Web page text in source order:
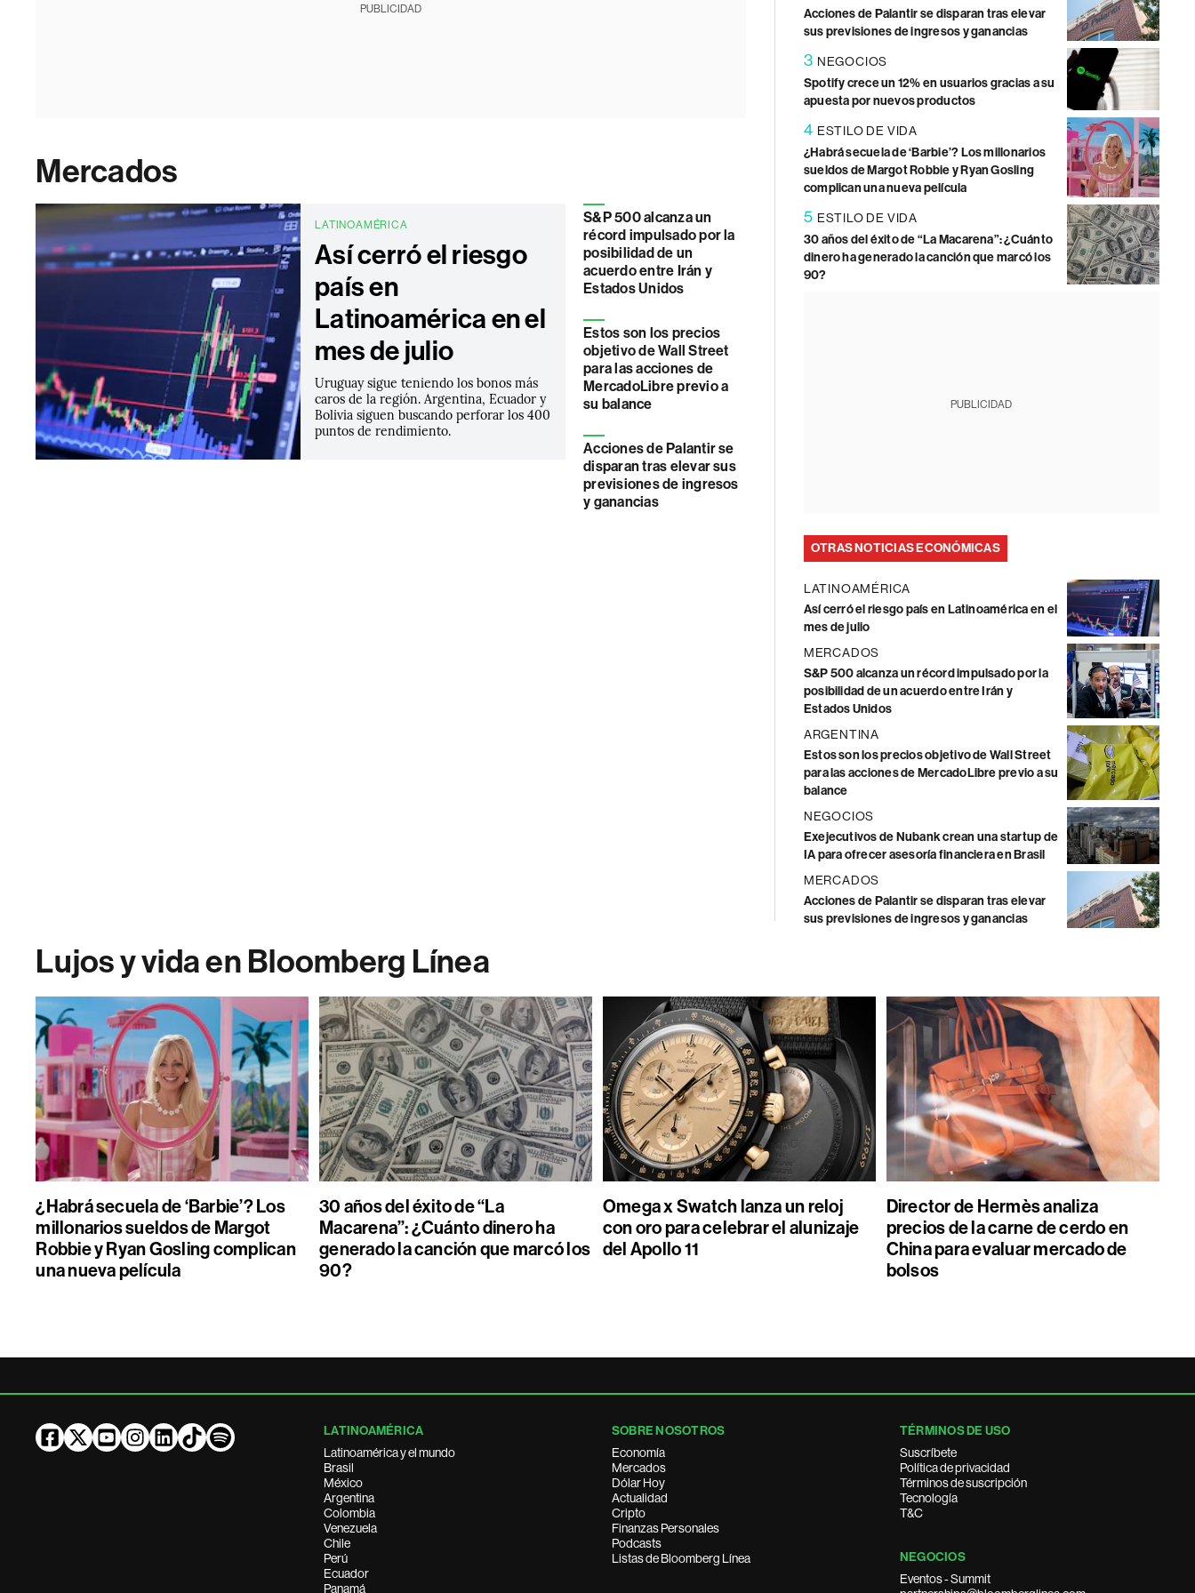
PUBLICIDAD
Mercados
LATINOAMÉRICA
Así cerró el riesgo
país en
Latinoamérica en el
mes de julio
Uruguay sigue teniendo los bonos más
caros de la región. Argentina, Ecuador y
Bolivia siguen buscando perforar los 400
puntos de rendimiento.
S&P 500 alcanza un
récord impulsado por la
posibilidad de un
acuerdo entre Irán y
Estados Unidos
Estos son los precios
objetivo de Wall Street
para las acciones de
MercadoLibre previo a
su balance
Acciones de Palantir se
disparan tras elevar sus
previsiones de ingresos
y ganancias
Acciones de Palantir se disparan tras elevar
sus previsiones de ingresos y ganancias
3 NEGOCIOS
Spotify crece un 12% en usuarios gracias a su
apuesta por nuevos productos
4 ESTILO DE VIDA
¿Habrá secuela de ‘Barbie’? Los millonarios
sueldos de Margot Robbie y Ryan Gosling
complican una nueva película
5 ESTILO DE VIDA
30 años del éxito de “La Macarena”: ¿Cuánto
dinero ha generado la canción que marcó los
90?
PUBLICIDAD
OTRAS NOTICIAS ECONÓMICAS
LATINOAMÉRICA
Así cerró el riesgo país en Latinoamérica en el
mes de julio
MERCADOS
S&P 500 alcanza un récord impulsado por la
posibilidad de un acuerdo entre Irán y
Estados Unidos
ARGENTINA
Estos son los precios objetivo de Wall Street
para las acciones de MercadoLibre previo a su
balance
NEGOCIOS
Exejecutivos de Nubank crean una startup de
IA para ofrecer asesoría financiera en Brasil
MERCADOS
Acciones de Palantir se disparan tras elevar
sus previsiones de ingresos y ganancias
Lujos y vida en Bloomberg Línea
¿Habrá secuela de ‘Barbie’? Los
millonarios sueldos de Margot
Robbie y Ryan Gosling complican
una nueva película
30 años del éxito de “La
Macarena”: ¿Cuánto dinero ha
generado la canción que marcó los
90?
Omega x Swatch lanza un reloj
con oro para celebrar el alunizaje
del Apollo 11
Director de Hermès analiza
precios de la carne de cerdo en
China para evaluar mercado de
bolsos
LATINOAMÉRICA
Latinoamérica y el mundo
Brasil
México
Argentina
Colombia
Venezuela
Chile
Perú
Ecuador
Panamá
SOBRE NOSOTROS
Economía
Mercados
Dólar Hoy
Actualidad
Cripto
Finanzas Personales
Podcasts
Listas de Bloomberg Línea
TÉRMINOS DE USO
Suscríbete
Política de privacidad
Términos de suscripción
Tecnología
T&C
NEGOCIOS
Eventos - Summit